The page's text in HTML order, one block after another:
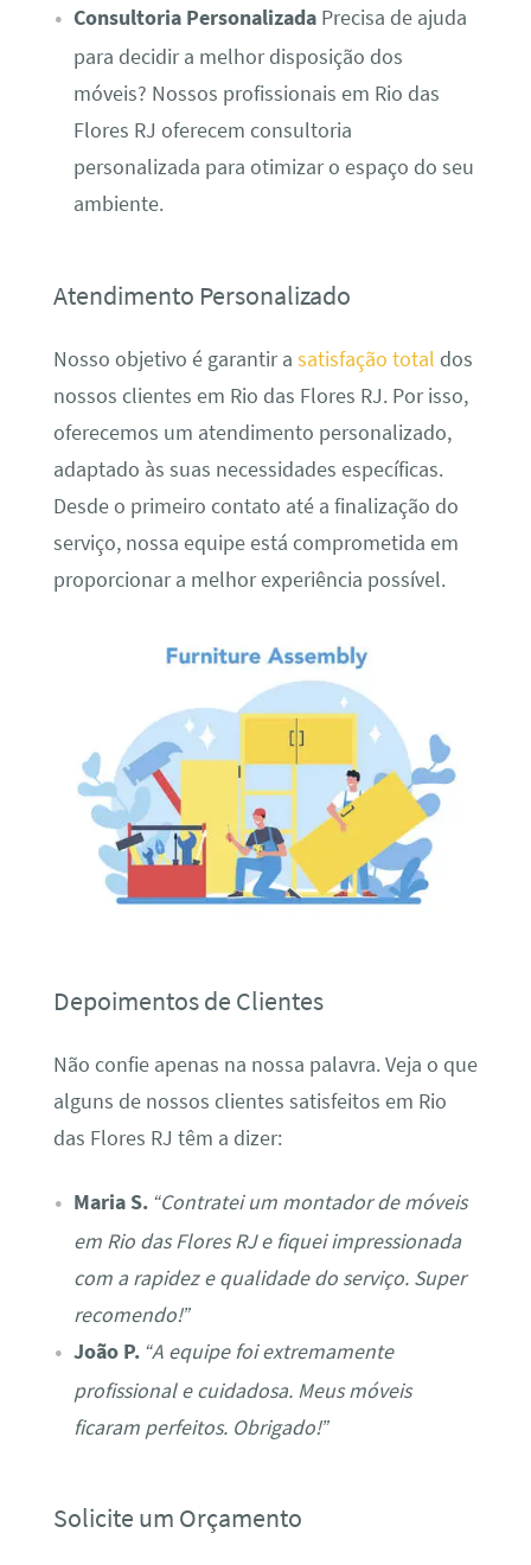
Consultoria PersonalizadaPrecisa de ajuda
para decidir a melhor disposição dos
móveis? Nossos profissionais em Rio das
Flores RJ oferecem consultoria
personalizada para otimizar o espaço do seu
ambiente.
Atendimento Personalizado
Nosso objetivo é garantir a satisfação total dos
nossos clientes em Rio das Flores RJ. Por isso,
oferecemos um atendimento personalizado,
adaptado às suas necessidades específicas.
Desde o primeiro contato até a finalização do
serviço, nossa equipe está comprometida em
proporcionar a melhor experiência possível.
Depoimentos de Clientes
Não confie apenas na nossa palavra. Veja o que
alguns de nossos clientes satisfeitos em Rio
das Flores RJ têm a dizer:
Maria S. “Contratei um montador de móveis
em Rio das Flores RJ e fiquei impressionada
com a rapidez e qualidade do serviço. Super
recomendo!”
João P. “A equipe foi extremamente
profissional e cuidadosa. Meus móveis
ficaram perfeitos. Obrigado!”
Solicite um Orçamento